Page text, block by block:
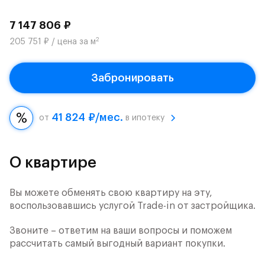
7 147 806 ₽
205 751 ₽ / цена за м2
Забронировать
от 41 824 ₽/мес. в ипотеку
О квартире
Вы можете обменять свою квартиру на эту,
воспользовавшись услугой Trade-in от застройщика.
Звоните – ответим на ваши вопросы и поможем
рассчитать самый выгодный вариант покупки.